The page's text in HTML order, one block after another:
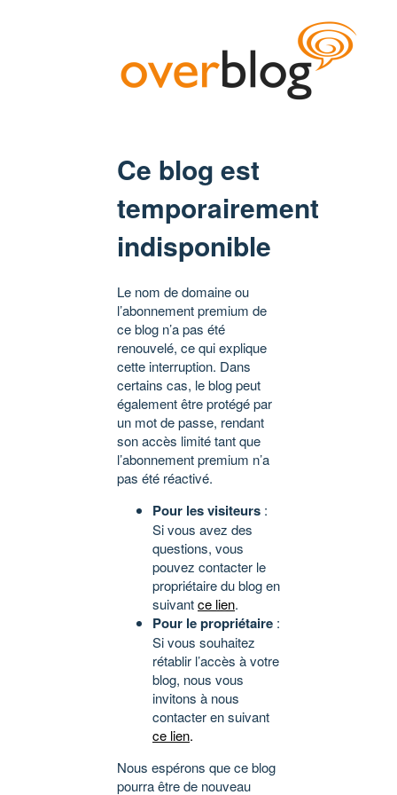
Ce blog est
temporairement
indisponible
Le nom de domaine ou
l’abonnement premium de
ce blog n’a pas été
renouvelé, ce qui explique
cette interruption. Dans
certains cas, le blog peut
également être protégé par
un mot de passe, rendant
son accès limité tant que
l’abonnement premium n’a
pas été réactivé.
Pour les visiteurs :
Si vous avez des
questions, vous
pouvez contacter le
propriétaire du blog en
suivantce lien.
Pour le propriétaire :
Si vous souhaitez
rétablir l’accès à votre
blog, nous vous
invitons à nous
contacter en suivant
ce lien.
Nous espérons que ce blog
pourra être de nouveau